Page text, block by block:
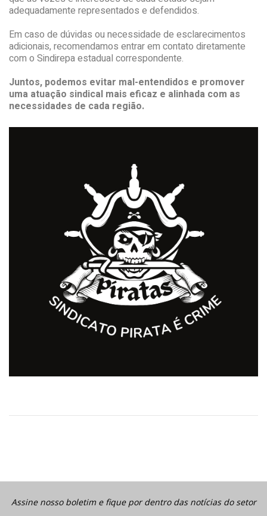
adequadamente representados e defendidos.
Em caso de dúvidas ou necessidade de esclarecimentos
adicionais, recomendamos entrar em contato diretamente
com o Sindirepa estadual correspondente.
Juntos, podemos evitar mal-entendidos e promover
uma atuação sindical mais eficaz e alinhada com as
necessidades de cada região.
Assine nosso boletim e fique por dentro das notícias do setor